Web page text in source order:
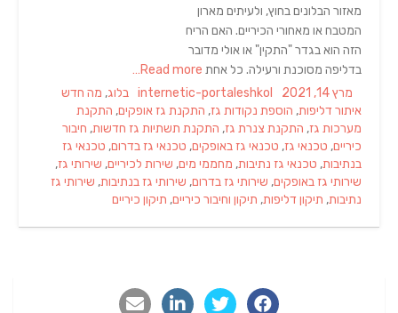
מאזור הבלונים בחוץ, ולעיתים מארון
המטבח או מאחורי הכיריים. האם הריח
הזה הוא בגדר "התקין" או אולי מדובר
בדליפה מסוכנת ורעילה. כל אחת
Posted
on
מרץ 14, 2021 Author
internetic-portaleshkol
Categories
בלוג, מה חדש
איתור דליפות, הוספת נקודות גז, התקנת גז אופקים, התקנת
מערכות גז, התקנת צנרת גז, התקנת תשתיות גז חדשות, חיבור
כיריים, טכנאי גז, טכנאי גז באופקים, טכנאי גז בדרום, טכנאי גז
בנתיבות, טכנאי גז נתיבות, מחממי מים, שירות לכיריים, שירותי גז,
שירותי גז באופקים, שירותי גז בדרום, שירותי גז בנתיבות, שירותי גז
נתיבות, תיקון דליפות, תיקון וחיבור כיריים, תיקון כיריים